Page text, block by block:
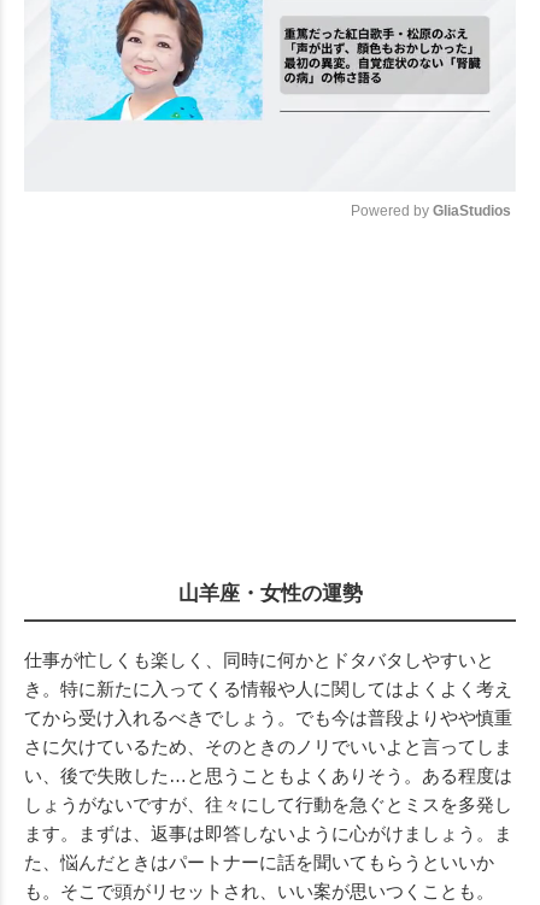
Powered by GliaStudios
山羊座・女性の運勢
仕事が忙しくも楽しく、同時に何かとドタバタしやすいと
き。特に新たに入ってくる情報や人に関してはよくよく考え
てから受け入れるべきでしょう。でも今は普段よりやや慎重
さに欠けているため、そのときのノリでいいよと言ってしま
い、後で失敗した…と思うこともよくありそう。ある程度は
しょうがないですが、往々にして行動を急ぐとミスを多発し
ます。まずは、返事は即答しないように心がけましょう。ま
た、悩んだときはパートナーに話を聞いてもらうといいか
も。そこで頭がリセットされ、いい案が思いつくことも。